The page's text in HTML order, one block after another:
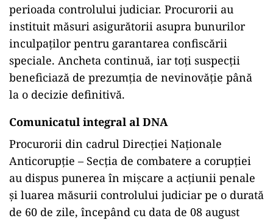
perioada controlului judiciar. Procurorii au
instituit măsuri asigurătorii asupra bunurilor
inculpaților pentru garantarea confiscării
speciale. Ancheta continuă, iar toți suspecții
beneficiază de prezumția de nevinovăție până
la o decizie definitivă.
Comunicatul integral al DNA
Procurorii din cadrul Direcției Naționale
Anticorupție – Secția de combatere a corupției
au dispus punerea în mișcare a acțiunii penale
și luarea măsurii controlului judiciar pe o durată
de 60 de zile, începând cu data de 08 august